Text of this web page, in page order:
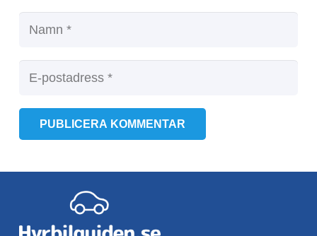
PUBLICERA KOMMENTAR